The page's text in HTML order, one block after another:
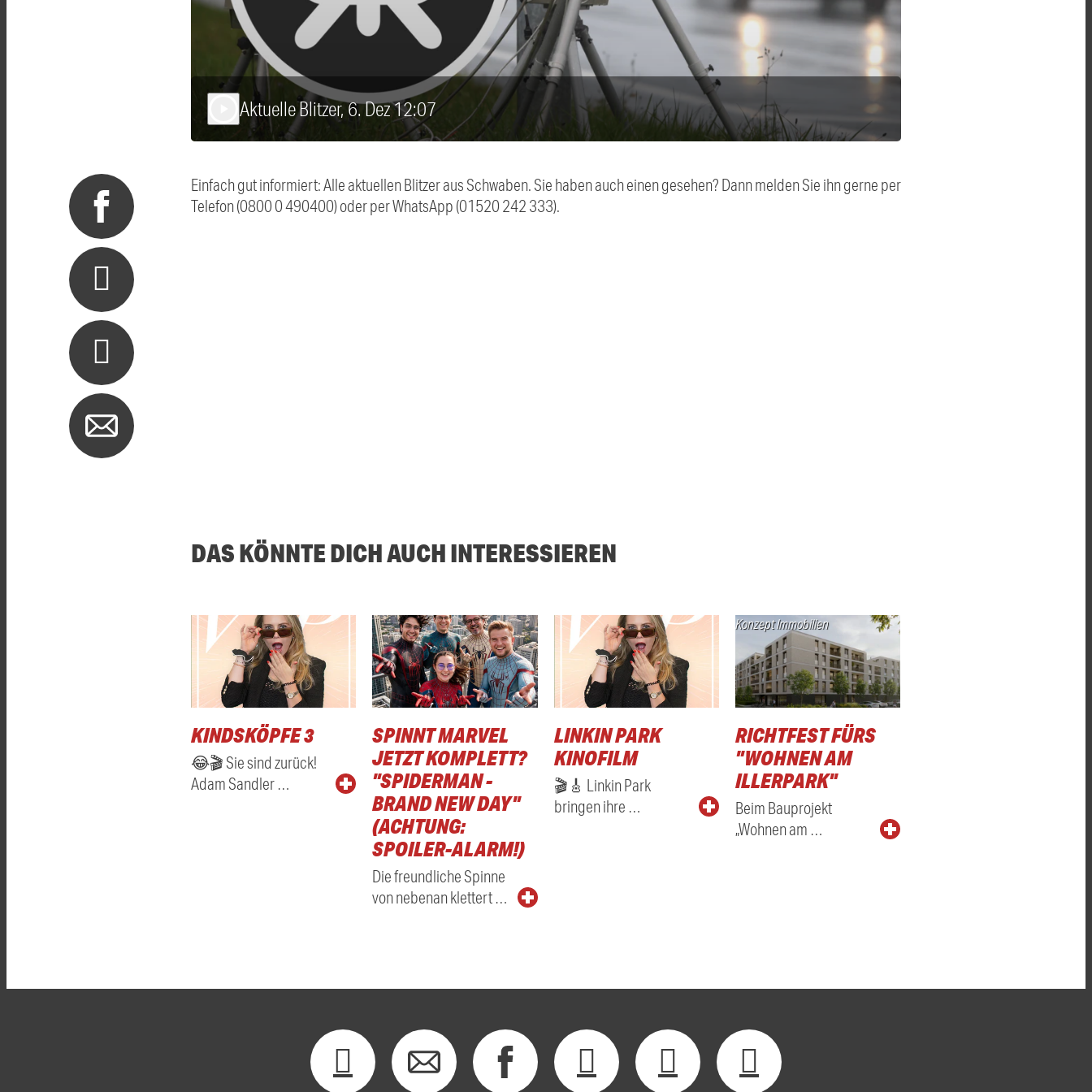
Aktuelle Blitzer, 6. Dez 12:07
Einfach gut informiert: Alle aktuellen Blitzer aus Schwaben. Sie haben auch einen gesehen? Dann melden Sie ihn gerne per
Telefon (0800 0 490400) oder per WhatsApp (01520 242 333).
DAS KÖNNTE DICH AUCH INTERESSIEREN
KINDSKÖPFE 3
😂🎬 Sie sind zurück!
Adam Sandler …
SPINNT MARVEL
JETZT KOMPLETT?
"SPIDERMAN -
BRAND NEW DAY"
(ACHTUNG:
SPOILER-ALARM!)
Die freundliche Spinne
von nebenan klettert …
LINKIN PARK
KINOFILM
🎬🎸 Linkin Park
bringen ihre …
Konzept Immobilien
RICHTFEST FÜRS
"WOHNEN AM
ILLERPARK"
Beim Bauprojekt
„Wohnen am …